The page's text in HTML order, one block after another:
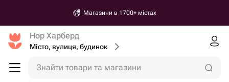
Магазини в 1700+ містах
Нор Харберд
Місто, вулиця, будинок
Знайти товари та магазини